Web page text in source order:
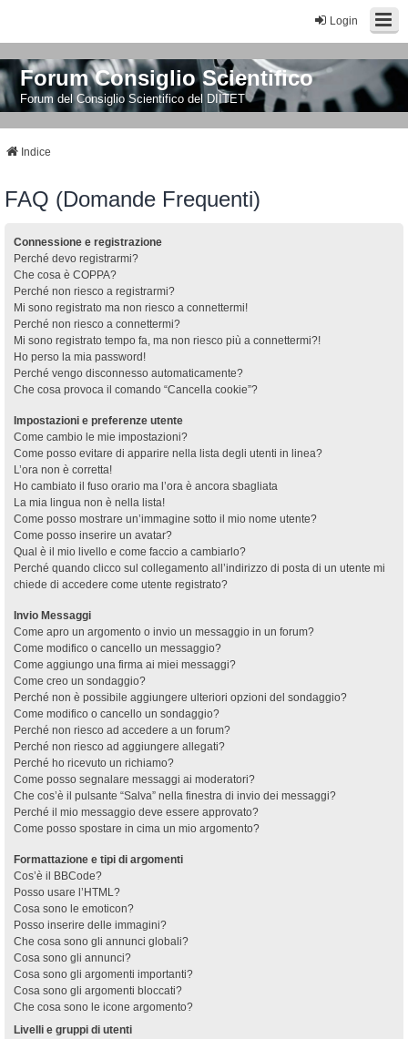
Login
Forum Consiglio Scientifico
Forum del Consiglio Scientifico del DIITET
Indice
FAQ (Domande Frequenti)
Connessione e registrazione
Perché devo registrarmi?
Che cosa è COPPA?
Perché non riesco a registrarmi?
Mi sono registrato ma non riesco a connettermi!
Perché non riesco a connettermi?
Mi sono registrato tempo fa, ma non riesco più a connettermi?!
Ho perso la mia password!
Perché vengo disconnesso automaticamente?
Che cosa provoca il comando “Cancella cookie”?
Impostazioni e preferenze utente
Come cambio le mie impostazioni?
Come posso evitare di apparire nella lista degli utenti in linea?
L’ora non è corretta!
Ho cambiato il fuso orario ma l’ora è ancora sbagliata
La mia lingua non è nella lista!
Come posso mostrare un’immagine sotto il mio nome utente?
Come posso inserire un avatar?
Qual è il mio livello e come faccio a cambiarlo?
Perché quando clicco sul collegamento all’indirizzo di posta di un utente mi
chiede di accedere come utente registrato?
Invio Messaggi
Come apro un argomento o invio un messaggio in un forum?
Come modifico o cancello un messaggio?
Come aggiungo una firma ai miei messaggi?
Come creo un sondaggio?
Perché non è possibile aggiungere ulteriori opzioni del sondaggio?
Come modifico o cancello un sondaggio?
Perché non riesco ad accedere a un forum?
Perché non riesco ad aggiungere allegati?
Perché ho ricevuto un richiamo?
Come posso segnalare messaggi ai moderatori?
Che cos’è il pulsante “Salva” nella finestra di invio dei messaggi?
Perché il mio messaggio deve essere approvato?
Come posso spostare in cima un mio argomento?
Formattazione e tipi di argomenti
Cos’è il BBCode?
Posso usare l’HTML?
Cosa sono le emoticon?
Posso inserire delle immagini?
Che cosa sono gli annunci globali?
Cosa sono gli annunci?
Cosa sono gli argomenti importanti?
Cosa sono gli argomenti bloccati?
Che cosa sono le icone argomento?
Livelli e gruppi di utenti